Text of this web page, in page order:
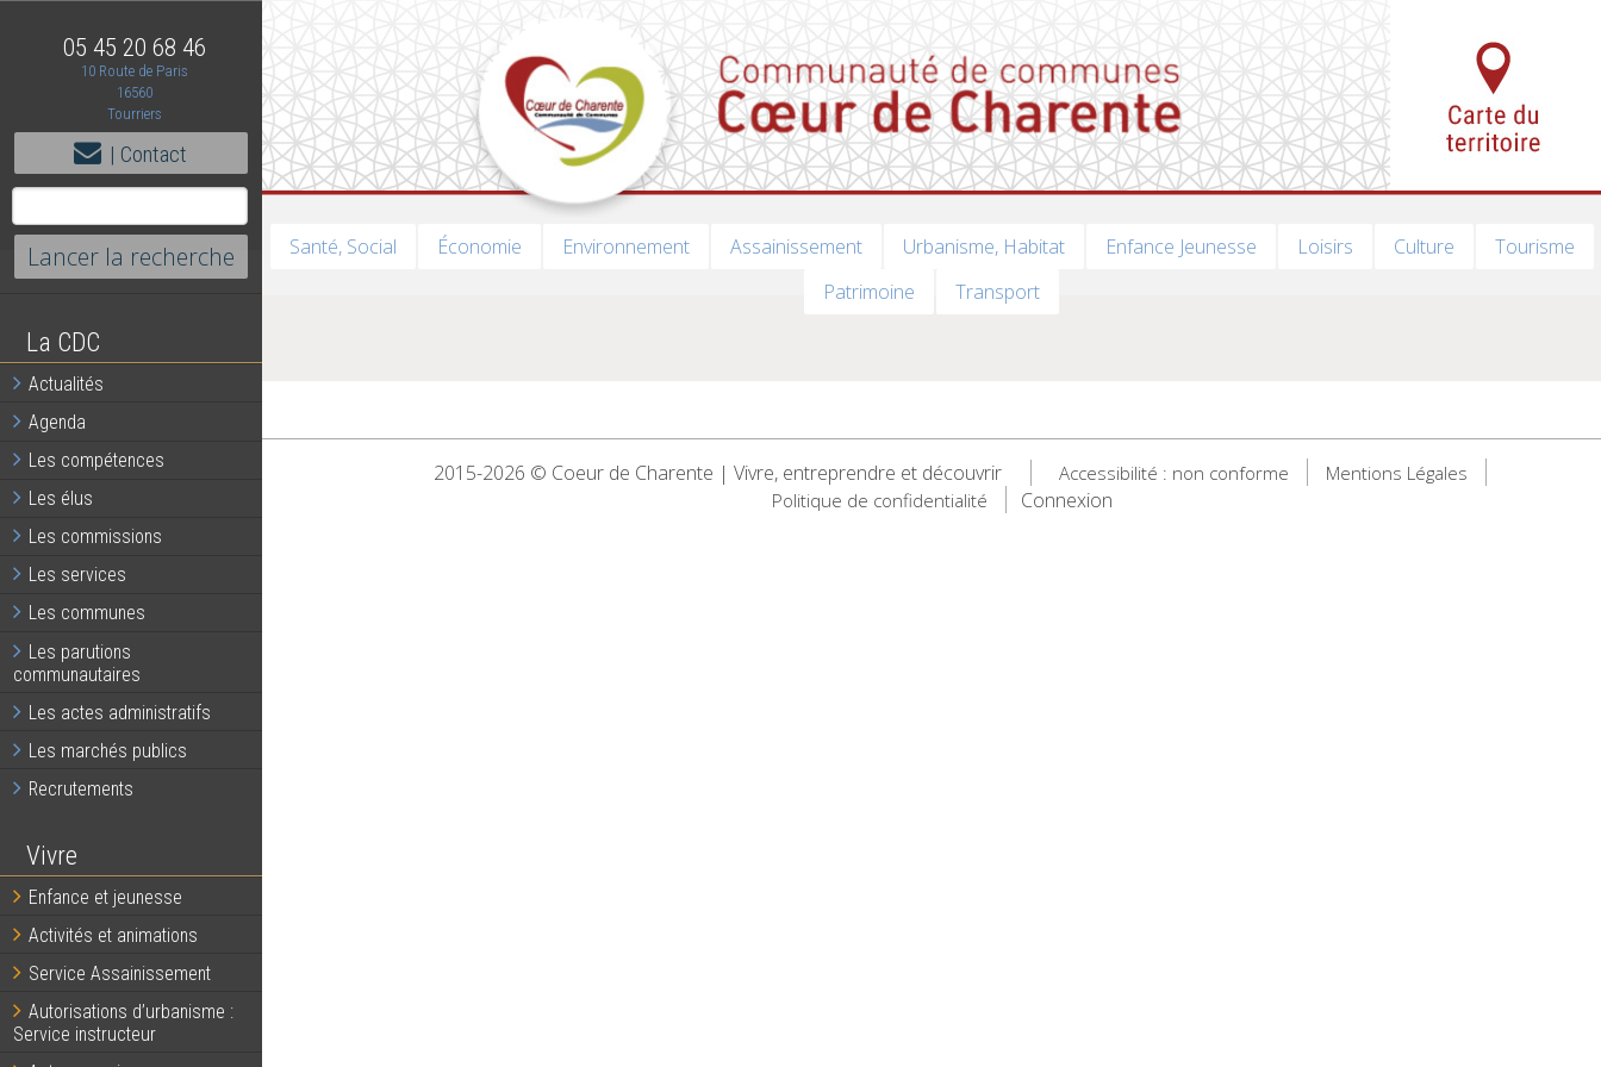
05 45 20 68 46
10 Route de Paris
16560
Tourriers
| Contact
La CDC
Actualités
Agenda
Les compétences
Les élus
Les commissions
Les services
Les communes
Les parutions
communautaires
Les actes administratifs
Les marchés publics
Recrutements
Vivre
Enfance et jeunesse
Activités et animations
Service Assainissement
Autorisations d’urbanisme :
Service instructeur
Santé, Social Économie Environnement Assainissement Urbanisme, Habitat Enfance Jeunesse Loisirs Culture
Tourisme
Patrimoine
Transport
2015-2026 © Coeur de Charente | Vivre, entreprendre et découvrir Accessibilité : non conforme
Mentions Légales
Politique de confidentialité
Connexion